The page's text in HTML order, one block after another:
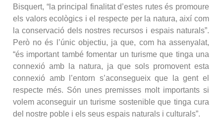
Bisquert, “la principal finalitat d’estes rutes és promoure
els valors ecològics i el respecte per la natura, així com
la conservació dels nostres recursos i espais naturals”.
Però no és l’únic objectiu, ja que, com ha assenyalat,
“és important també fomentar un turisme que tinga una
connexió amb la natura, ja que sols promovent esta
connexió amb l’entorn s’aconsegueix que la gent el
respecte més. Són unes premisses molt importants si
volem aconseguir un turisme sostenible que tinga cura
del nostre poble i els seus espais naturals i culturals”.